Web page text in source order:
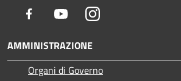
Facebook YoutubeInstagram
AMMINISTRAZIONE
Organi di Governo